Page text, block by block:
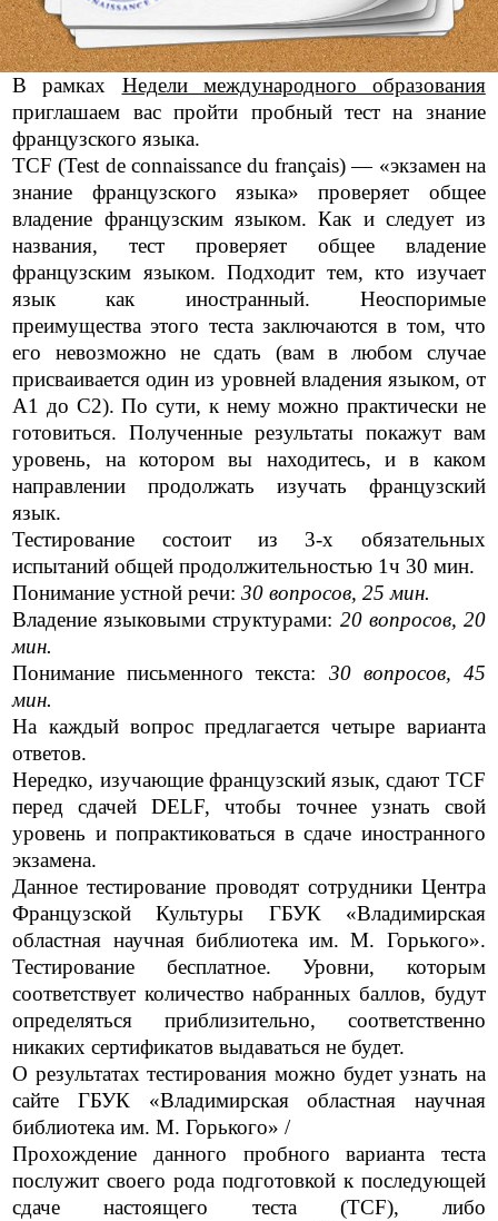
В рамках Недели международного образования
приглашаем вас пройти пробный тест на знание
французского языка.
TCF (Test de connaissance du français) — «экзамен на
знание французского языка» проверяет общее
владение французским языком. Как и следует из
названия, тест проверяет общее владение
французским языком. Подходит тем, кто изучает
язык как иностранный. Неоспоримые
преимущества этого теста заключаются в том, что
его невозможно не сдать (вам в любом случае
присваивается один из уровней владения языком, от
A1 до C2). По сути, к нему можно практически не
готовиться. Полученные результаты покажут вам
уровень, на котором вы находитесь, и в каком
направлении продолжать изучать французский
язык.
Тестирование состоит из 3-х обязательных
испытаний общей продолжительностью 1ч 30 мин.
Понимание устной речи:30 вопросов, 25 мин.
Владение языковыми структурами: 20 вопросов, 20
мин.
Понимание письменного текста: 30 вопросов, 45
мин.
На каждый вопрос предлагается четыре варианта
ответов.
Нередко, изучающие французский язык, сдают TCF
перед сдачей DELF, чтобы точнее узнать свой
уровень и попрактиковаться в сдаче иностранного
экзамена.
Данное тестирование проводят сотрудники Центра
Французской Культуры ГБУК «Владимирская
областная научная библиотека им. М. Горького».
Тестирование бесплатное.Уровни, которым
соответствует количество набранных баллов, будут
определяться приблизительно, соответственно
никаких сертификатов выдаваться не будет.
О результатах тестирования можно будет узнать на
сайте ГБУК «Владимирская областная научная
библиотека им. М. Горького»/
Прохождение данного пробного варианта теста
послужит своего рода подготовкой к последующей
сдаче настоящего теста (TCF), либо